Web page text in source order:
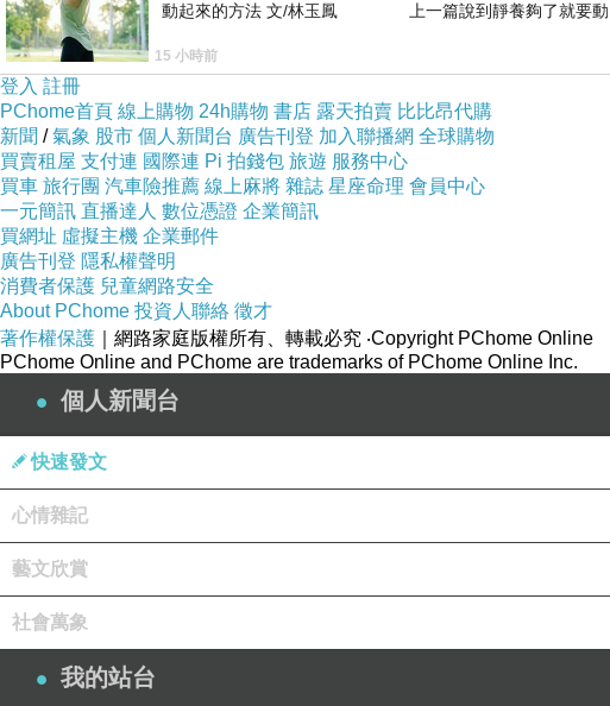
動起來的方法 文/林玉鳳 上一篇說到靜養夠了就要動
15 小時前
登入 註冊
PChome首頁 線上購物 24h購物 書店 露天拍賣 比比昂代購
新聞 /氣象 股市 個人新聞台 廣告刊登 加入聯播網 全球購物
買賣租屋 支付連 國際連 Pi 拍錢包 旅遊 服務中心
買車 旅行團 汽車險推薦 線上麻將 雜誌 星座命理 會員中心
一元簡訊 直播達人 數位憑證 企業簡訊
買網址 虛擬主機 企業郵件
廣告刊登 隱私權聲明
消費者保護 兒童網路安全
About PChome 投資人聯絡 徵才
著作權保護 ｜網路家庭版權所有、轉載必究 ‧Copyright PChome Online
PChome Online and PChome are trademarks of PChome Online Inc.
個人新聞台
快速發文
心情雜記
藝文欣賞
社會萬象
我的站台